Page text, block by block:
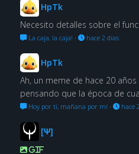
HpTk
Necesito detalles sobre el
La caja, la caja! · hace 2 días
HpTk
Ah, un meme de hace 20
pensando que la época de
Hoy por ti, mañana por mí· hace
[Ψ]
GIF